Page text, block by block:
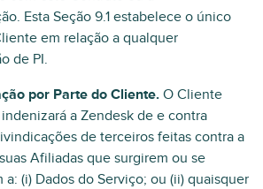
Esta Seção 9.1 estabelece o único
em relação a qualquer
de PI.
por Parte do Cliente. O Cliente
a Zendesk de e contra
de terceiros feitas contra a
Afiliadas que surgirem ou se
a: (i) Dados do Serviço; ou (ii) quaisquer